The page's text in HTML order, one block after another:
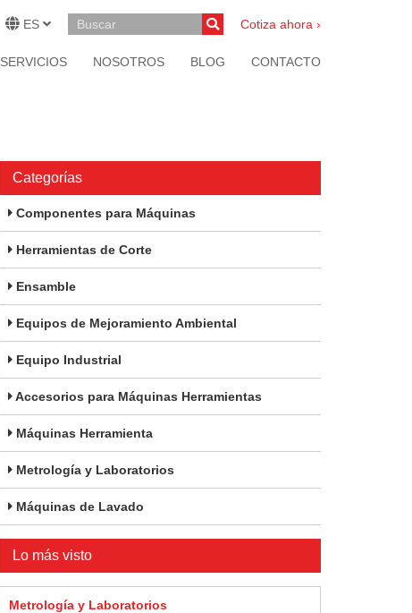
ES Cotiza ahora ›
SERVICIOS NOSOTROS BLOG CONTACTO
Categorías
Componentes para Máquinas
Herramientas de Corte
Ensamble
Equipos de Mejoramiento Ambiental
Equipo Industrial
Accesorios para Máquinas Herramientas
Máquinas Herramienta
Metrología y Laboratorios
Máquinas de Lavado
Lo más visto
Metrología y Laboratorios